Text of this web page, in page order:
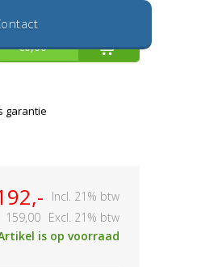
€0,00
garantie
Incl. 21% btw
159,00 Excl. 21% btw
is op voorraad